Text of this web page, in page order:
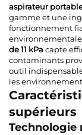
aspirateur
gamme et une
fonctionnement
de 11 kPa capte
contaminants
outil
les
supérieurs
Technologie